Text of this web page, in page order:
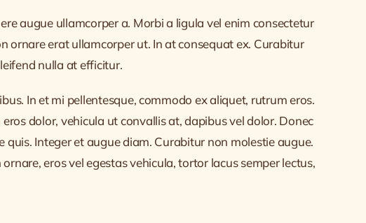
augue ullamcorper a. Morbi a ligula vel enim consectetur
ornare erat ullamcorper ut. In at consequat ex. Curabitur
nulla at efficitur.
In et mi pellentesque, commodo ex aliquet, rutrum eros.
dolor, vehicula ut convallis at, dapibus vel dolor. Donec
Integer et augue diam. Curabitur non molestie augue.
eros vel egestas vehicula, tortor lacus semper lectus,